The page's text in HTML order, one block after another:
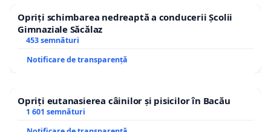
Opriți schimbarea nedreaptă a conducerii Școlii
Gimnaziale Săcălaz
453 semnături
Notificare de transparență
Opriți eutanasierea câinilor și pisicilor în Bacău
1 601 semnături